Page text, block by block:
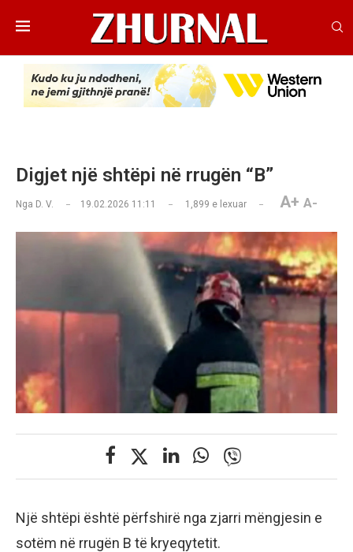
Digjet një shtëpi në rrugën “B”
Nga D. V. 19.02.2026 11:11 1,899 e lexuar A+ A-
Një shtëpi është përfshirë nga zjarri mëngjesin e
sotëm në rrugën B të kryeqytetit.